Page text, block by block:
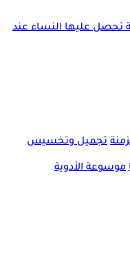
جنسية تحصل عليها النساء عند
تجميل وتخسيس
موسوعة الأدوية